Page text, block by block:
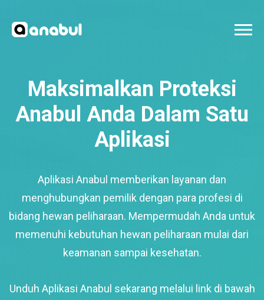
Maksimalkan Proteksi
Anabul Anda Dalam Satu
Aplikasi
Aplikasi Anabul memberikan layanan dan
menghubungkan pemilik dengan para profesi di
bidang hewan peliharaan. Mempermudah Anda untuk
memenuhi kebutuhan hewan peliharaan mulai dari
keamanan sampai kesehatan.
Unduh Aplikasi Anabul sekarang melalui link di bawah